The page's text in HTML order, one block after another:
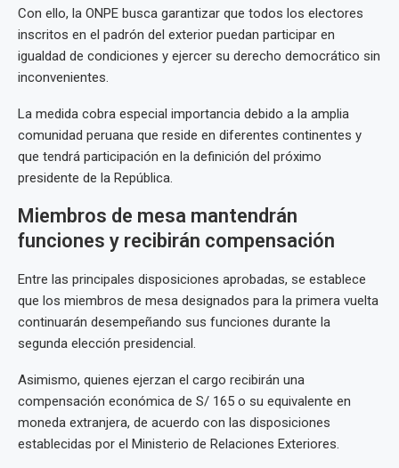
Con ello, la ONPE busca garantizar que todos los electores
inscritos en el padrón del exterior puedan participar en
igualdad de condiciones y ejercer su derecho democrático sin
inconvenientes.
La medida cobra especial importancia debido a la amplia
comunidad peruana que reside en diferentes continentes y
que tendrá participación en la definición del próximo
presidente de la República.
Miembros de mesa mantendrán
funciones y recibirán compensación
Entre las principales disposiciones aprobadas, se establece
que los miembros de mesa designados para la primera vuelta
continuarán desempeñando sus funciones durante la
segunda elección presidencial.
Asimismo, quienes ejerzan el cargo recibirán una
compensación económica de S/ 165 o su equivalente en
moneda extranjera, de acuerdo con las disposiciones
establecidas por el Ministerio de Relaciones Exteriores.